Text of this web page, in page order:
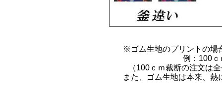
※ゴム生地のプリントの場
例：100ｃ
（100ｃｍ裁断の注文は
また、ゴム生地は本来、